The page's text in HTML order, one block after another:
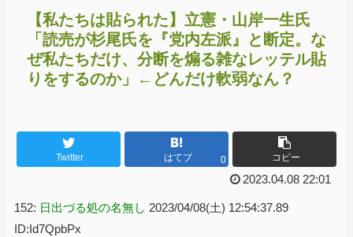
【私たちは貼られた】立憲・山岸一生氏
「読売が杉尾氏を『党内左派』と断定。な
ぜ私たちだけ、分断を煽る雑なレッテル貼
りをするのか」←どんだけ軟弱なん？
Twitter はてブ 0 コピー
2023.04.08 22:01
152: 日出づる処の名無し 2023/04/08(土) 12:54:37.89
ID:Id7QpbPx